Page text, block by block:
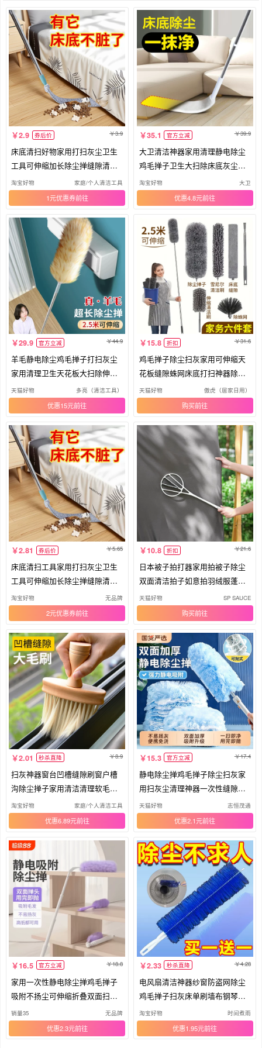
2.9 券后价 3.9
床底清扫好物家用打扫灰尘卫生
工具可伸缩加长除尘掸缝隙清洁
禅子
淘宝好物 家庭/个人清洁工具
1元优惠券
35.1 官方立减 39.9
大卫清洁神器家用清理静电除尘
鸡毛掸子卫生大扫除床底灰尘蜘
蛛网
淘宝好物 大卫
优惠4.8元
29.9 官方立减 44.9
羊毛静电除尘鸡毛掸子打扫灰尘
家用清理卫生天花板大扫除伸缩
神器
天猫好物 多亮（清洁工具）
优惠15元
15.8 折扣 31.6
鸡毛掸子除尘扫灰家用可伸缩天
花板缝隙蛛网床底打扫神器除防
静电
天猫好物 傲虎（居家日用）
购买
2.81 券后价 5.65
床底清扫工具家用打扫灰尘卫生
工具可伸缩加长除尘掸缝隙清洁
禅子
淘宝好物 无品牌
2元优惠券
10.8 折扣 21.6
日本被子拍打器家用拍被子除尘
双面清洁拍子如意拍羽绒服蓬松
神器
天猫好物 SP SAUCE
购买
2.01 秒杀直降 8.9
扫灰神器窗台凹槽缝隙刷窗户槽
沟除尘掸子家用清洁清理软毛打
扫C
淘宝好物 家庭/个人清洁工具
优惠6.89元
15.3 官方立减 17.4
静电除尘掸鸡毛掸子除尘扫灰家
用扫灰尘清理神器一次性缝隙吸
附
天猫好物 志恒茂通
优惠2.1元
16.5 官方立减 18.8
家用一次性静电除尘掸鸡毛掸子
吸附不扬尘可伸缩折叠双面扫灰
神器
销量35 无品牌
优惠2.3元
2.33 秒杀直降 4.28
电风扇清洁神器纱窗防盗网除尘
鸡毛掸子扫灰床单刷墙布钢琴除
尘刷
淘宝好物 时间煮雨
优惠1.95元